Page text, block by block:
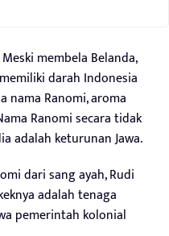
membela Belanda,
darah Indonesia
nama Ranomi, aroma
Ranomi secara tidak
adalah keturunan Jawa.
dari sang ayah, Rudi
adalah tenaga
pemerintah kolonial